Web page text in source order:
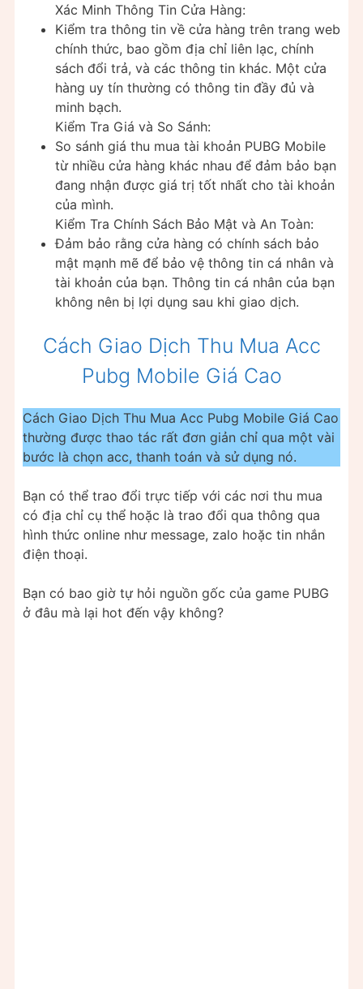
Xác Minh Thông Tin Cửa Hàng:
Kiểm tra thông tin về cửa hàng trên trang web
chính thức, bao gồm địa chỉ liên lạc, chính
sách đổi trả, và các thông tin khác. Một cửa
hàng uy tín thường có thông tin đầy đủ và
minh bạch.
Kiểm Tra Giá và So Sánh:
So sánh giá thu mua tài khoản PUBG Mobile
từ nhiều cửa hàng khác nhau để đảm bảo bạn
đang nhận được giá trị tốt nhất cho tài khoản
của mình.
Kiểm Tra Chính Sách Bảo Mật và An Toàn:
Đảm bảo rằng cửa hàng có chính sách bảo
mật mạnh mẽ để bảo vệ thông tin cá nhân và
tài khoản của bạn. Thông tin cá nhân của bạn
không nên bị lợi dụng sau khi giao dịch.
Cách Giao Dịch Thu Mua Acc
Pubg Mobile Giá Cao
Cách Giao Dịch Thu Mua Acc Pubg Mobile Giá Cao
thường được thao tác rất đơn giản chỉ qua một vài
bước là chọn acc, thanh toán và sử dụng nó.
Bạn có thể trao đổi trực tiếp với các nơi thu mua
có địa chỉ cụ thể hoặc là trao đổi qua thông qua
hình thức online như message, zalo hoặc tin nhắn
điện thoại.
Bạn có bao giờ tự hỏi nguồn gốc của game PUBG
ở đâu mà lại hot đến vậy không?